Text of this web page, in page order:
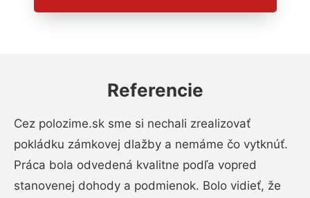
Referencie
Cez polozime.sk sme si nechali zrealizovať
pokládku zámkovej dlažby a nemáme čo vytknúť.
Práca bola odvedená kvalitne podľa vopred
stanovenej dohody a podmienok. Bolo vidieť, že